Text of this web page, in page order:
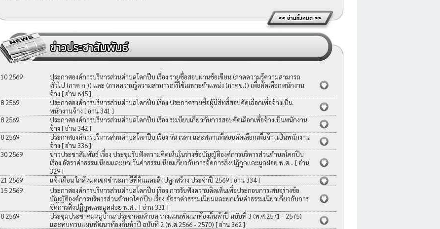
10 2569
ประกาศองค์การบริหารส่วนตำบลโคกปีบ เรื่อง รายชื่อสอบผ่านข้อเขียน (ภาคความรู้ความสามารถ
ทั่วไป (ภาค ก.)) และ (ภาคความรู้ความสามารถที่ใช้เฉพาะตำแหน่ง (ภาคข.)) เพื่อคัดเลือกพนักงาน
จ้าง [ อ่าน 645 ]
8 2569
ประกาศองค์การบริหารส่วนตำบลโคกปีบ เรื่อง ประกาศรายชื่อผู้มีสิทธิ์สอบคัดเลือกเพื่อจ้างเป็น
พนักงานจ้าง [ อ่าน 341 ]
8 2569
ประกาศองค์การบริหารส่วนตำบลโคกปีบ เรื่อง ระเบียบเกี่ยวกับการสอบคัดเลือกเพื่อจ้างเป็นพนักงาน
จ้าง [ อ่าน 342 ]
8 2569
ประกาศองค์การบริหารส่วนตำบลโคกปีบ เรื่อง วัน เวลา และสถานที่สอบคัดเลือกเพื่อจ้างเป็นพนักงาน
จ้าง [ อ่าน 336 ]
30 2569
ข่าวประชาสัมพันธ์ เรื่อง ประชุมรับฟังความคิดเห็นในร่างข้อบัญญัติองค์การบริหารส่วนตำบลโคกปีบ
เรื่อง อัตราค่าธรรมเนียมและยกเว้นค่าธรรมเนียมเกี่ยวกับการจัดการสิ่งปฏิกูลและมูลฝอย พ.ศ... [ อ่าน
329 ]
21 2569
แจ้งเตือน ใกล้หมดเขตชำระภาษีที่ดินและสิ่งปลูกสร้าง ประจำปี 2569[ อ่าน 334 ]
15 2569
ประกาศองค์การบริหารส่วนตำบลโคกปีบ เรื่อง การรับฟังความคิดเห็นเพื่อประกอบการเสนอร่างข้อ
บัญญัติองค์การบริหารส่วนตำบลโคกปีบ เรื่อง อัตราค่าธรรมเนียมและยกเว้นค่าธรรมเนียวเกี่ยวกับการ
จัดการสิ่งปฏิกูลและมูลฝอย พ.ศ... [ อ่าน 331 ]
8 2569
ประชุมประชาคมหมู่บ้าน/ประชาคมตำบล ร่างแผนพัฒนาท้องถิ่นห้าปี ฉบับที่ 3 (พ.ศ.2571 - 2575)
และทบทวนแผนพัฒนาท้องถิ่นห้าปี ฉบับที่ 2 (พ.ศ.2566 - 2570) [ อ่าน 362 ]